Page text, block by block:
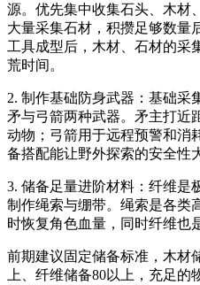
源。优先集中收集石头、木材
大量采集石材，积攒足够数量
工具成型后，木材、石材的采
荒时间。
2. 制作基础防身武器：基础采
矛与弓箭两种武器。矛主打近
动物；弓箭用于远程预警和消
备搭配能让野外探索的安全性
3. 储备足量进阶材料：纤维是
制作绳索与绷带。绳索是各类
时恢复角色血量，同时纤维也
前期建议固定储备标准，木材
上、纤维储备80以上，充足的